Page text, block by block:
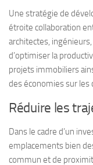
Une stratégie de
étroite collaboration
architectes,
d’optimiser la
projets immobiliers
des économies sur les
Réduire les
Dans le cadre d’un
emplacements bien
commun et de